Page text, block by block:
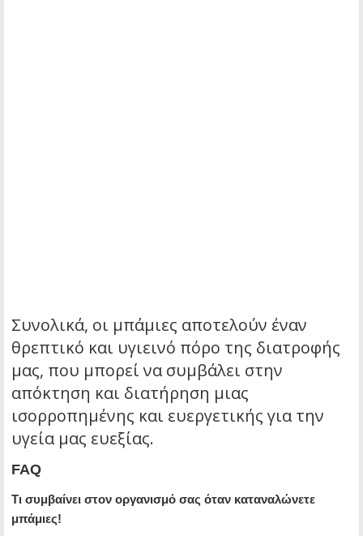
Συνολικά, οι μπάμιες αποτελούν έναν
θρεπτικό και υγιεινό πόρο της διατροφής
μας, που μπορεί να συμβάλει στην
απόκτηση και διατήρηση μιας
ισορροπημένης και ευεργετικής για την
υγεία μας ευεξίας.
FAQ
Τι συμβαίνει στον οργανισμό σας όταν καταναλώνετε
μπάμιες!